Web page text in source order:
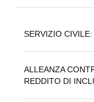
SERVIZIO
ALLEANZA
REDDITO DI